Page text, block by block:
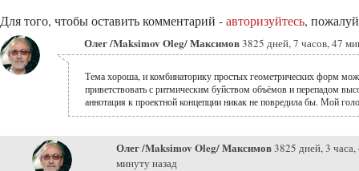
Для того, чтобы оставить комментарий - авторизуйтесь,
Олег /Maksimov Oleg/ Максимов3825 дней, 7 часов, 47
Тема хороша, и комбинаторику простых геометрических форм
приветствовать с ритмическим буйством объёмов и перепадом
аннотация к проектной концепции никак не повредила бы. Мой
Олег /Maksimov Oleg/ Максимов3825 дней, 3 часа,
минуту назад